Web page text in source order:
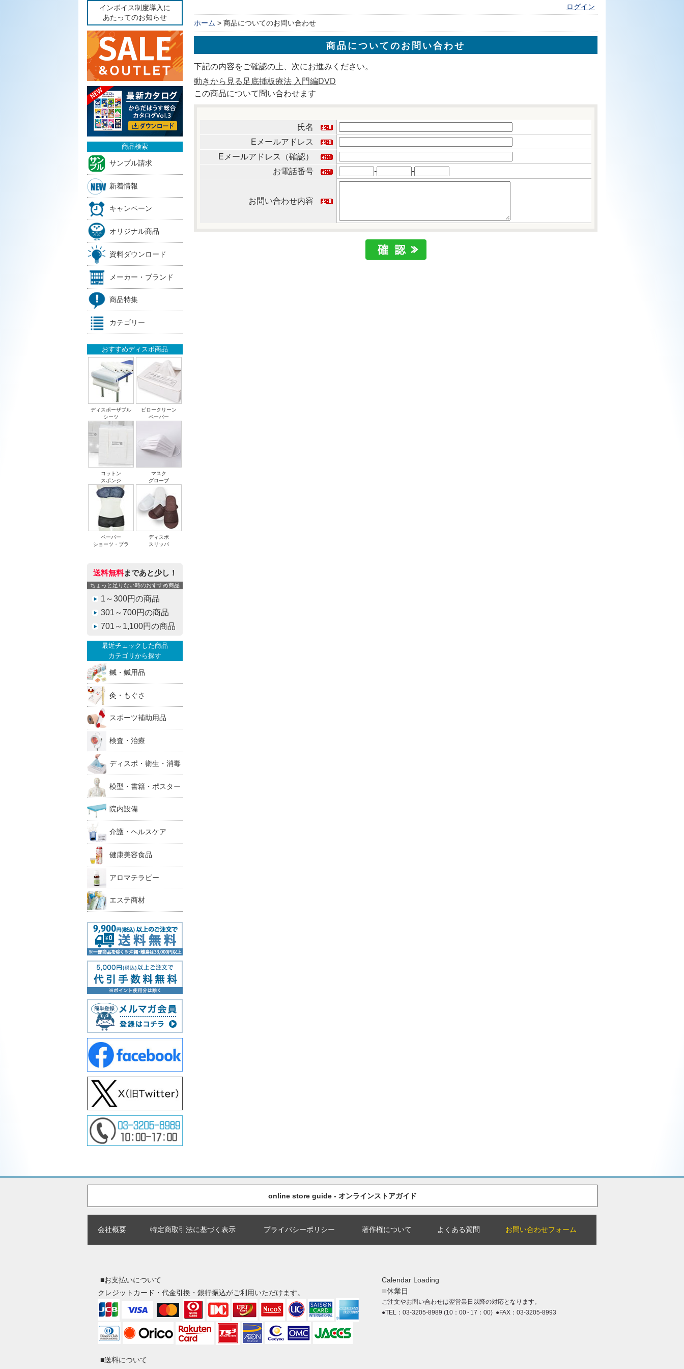
インボイス制度導入に
あたってのお知らせ
商品検索
サンプル請求
新着情報
キャンペーン
オリジナル商品
資料ダウンロード
メーカー・ブランド
商品特集
カテゴリー
おすすめディスポ商品
ディスポーザブル
シーツ
ピロークリーン
ペーパー
コットン
スポンジ
マスク
グローブ
ペーパー
ショーツ・ブラ
ディスポ
スリッパ
送料無料まであと少し！
ちょっと足りない時のおすすめ商品
1～300円の商品
301～700円の商品
701～1,100円の商品
最近チェックした商品
カテゴリから探す
鍼・鍼用品
灸・もぐさ
スポーツ補助用品
検査・治療
ディスポ・衛生・消毒
模型・書籍・ポスター
院内設備
介護・ヘルスケア
健康美容食品
アロマテラピー
エステ商材
ログイン
ホーム > 商品についてのお問い合わせ
商品についてのお問い合わせ
下記の内容をご確認の上、次にお進みください。
動きから見る足底挿板療法 入門編DVD
この商品について問い合わせます
氏名
Eメールアドレス
Eメールアドレス（確認）
お電話番号
- -
お問い合わせ内容
online store guide - オンラインストアガイド
会社概要 特定商取引法に基づく表示 プライバシーポリシー 著作権について よくある質問 お問い合わせフォーム
■お支払いについて
クレジットカード・代金引換・銀行振込がご利用いただけます。
■送料について
Calendar Loading
■休業日
ご注文やお問い合わせは翌営業日以降の対応となります。
●TEL：03-3205-8989 (10：00 - 17：00) ●FAX：03-3205-8993